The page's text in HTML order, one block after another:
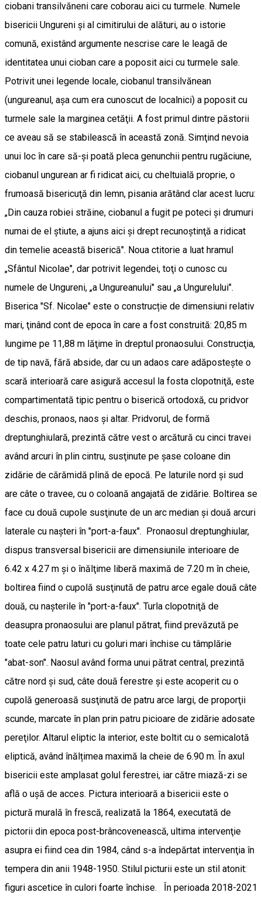
ciobani transilvăneni care coborau aici cu turmele. Numele
bisericii Ungureni şi al cimitirului de alături, au o istorie
comună, existând argumente nescrise care le leagă de
identitatea unui cioban care a poposit aici cu turmele sale.
Potrivit unei legende locale, ciobanul transilvănean
(ungureanul, aşa cum era cunoscut de localnici) a poposit cu
turmele sale la marginea cetăţii. A fost primul dintre păstorii
ce aveau să se stabilească în această zonă. Simţind nevoia
unui loc în care să-şi poată pleca genunchii pentru rugăciune,
ciobanul ungurean ar fi ridicat aici, cu cheltuială proprie, o
frumoasă bisericuţă din lemn, pisania arătând clar acest lucru:
„Din cauza robiei străine, ciobanul a fugit pe poteci şi drumuri
numai de el ştiute, a ajuns aici şi drept recunoştinţă a ridicat
din temelie această biserică". Noua ctitorie a luat hramul
„Sfântul Nicolae", dar potrivit legendei, toţi o cunosc cu
numele de Ungureni, „a Ungureanului" sau „a Ungurelului".
Biserica "Sf. Nicolae" este o construcție de dimensiuni relativ
mari, ţinând cont de epoca în care a fost construită: 20,85 m
lungime pe 11,88 m lăţime în dreptul pronaosului. Construcţia,
de tip navă, fără abside, dar cu un adaos care adăposteşte o
scară interioară care asigură accesul la fosta clopotniţă, este
compartimentată tipic pentru o biserică ortodoxă, cu pridvor
deschis, pronaos, naos şi altar. Pridvorul, de formă
dreptunghiulară, prezintă către vest o arcătură cu cinci travei
având arcuri în plin cintru, susţinute pe şase coloane din
zidărie de cărămidă plină de epocă. Pe laturile nord şi sud
are câte o travee, cu o coloană angajată de zidărie. Boltirea se
face cu două cupole susţinute de un arc median şi două arcuri
laterale cu naşteri în "port-a-faux". Pronaosul dreptunghiular,
dispus transversal bisericii are dimensiunile interioare de
6.42 x 4.27 m şi o înălţime liberă maximă de 7.20 m în cheie,
boltirea fiind o cupolă susţinută de patru arce egale două câte
două, cu naşterile în "port-a-faux". Turla clopotniţă de
deasupra pronaosului are planul pătrat, fiind prevăzută pe
toate cele patru laturi cu goluri mari închise cu tâmplărie
"abat-son". Naosul având forma unui pătrat central, prezintă
către nord şi sud, câte două ferestre şi este acoperit cu o
cupolă generoasă susţinută de patru arce largi, de proporţii
scunde, marcate în plan prin patru picioare de zidărie adosate
pereţilor. Altarul eliptic la interior, este boltit cu o semicalotă
eliptică, având înălțimea maximă la cheie de 6.90 m. În axul
bisericii este amplasat golul ferestrei, iar către miază-zi se
află o ușă de acces. Pictura interioară a bisericii este o
pictură murală în frescă, realizată la 1864, executată de
pictorii din epoca post-brâncovenească, ultima intervenţie
asupra ei fiind cea din 1984, când s-a îndepărtat intervenţia în
tempera din anii 1948-1950. Stilul picturii este un stil atonit:
figuri ascetice în culori foarte închise. În perioada 2018-2021